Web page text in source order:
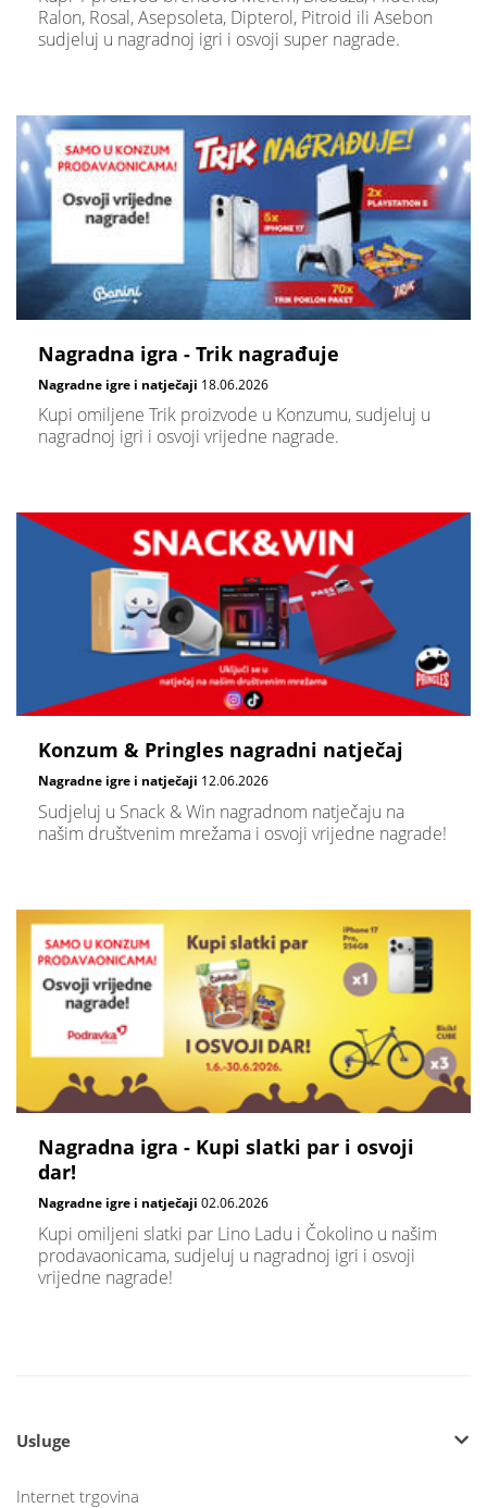
Ralon, Rosal, Asepsoleta, Dipterol, Pitroid ili Asebon
sudjeluj u nagradnoj igri i osvoji super nagrade.
Nagradna igra - Trik nagrađuje
Nagradne igre i natječaji 18.06.2026
Kupi omiljene Trik proizvode u Konzumu, sudjeluj u
nagradnoj igri i osvoji vrijedne nagrade.
Konzum & Pringles nagradni natječaj
Nagradne igre i natječaji 12.06.2026
Sudjeluj u Snack & Win nagradnom natječaju na
našim društvenim mrežama i osvoji vrijedne nagrade!
Nagradna igra - Kupi slatki par i osvoji
dar!
Nagradne igre i natječaji 02.06.2026
Kupi omiljeni slatki par Lino Ladu i Čokolino u našim
prodavaonicama, sudjeluj u nagradnoj igri i osvoji
vrijedne nagrade!
Usluge
Internet trgovina